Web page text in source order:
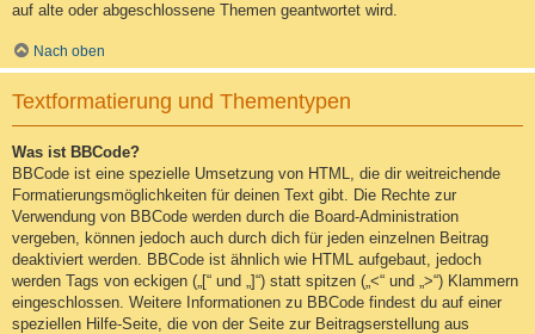
auf alte oder abgeschlossene Themen geantwortet wird.
Nach oben
Textformatierung und Thementypen
Was ist BBCode?
BBCode ist eine spezielle Umsetzung von HTML, die dir weitreichende
Formatierungsmöglichkeiten für deinen Text gibt. Die Rechte zur
Verwendung von BBCode werden durch die Board-Administration
vergeben, können jedoch auch durch dich für jeden einzelnen Beitrag
deaktiviert werden. BBCode ist ähnlich wie HTML aufgebaut, jedoch
werden Tags von eckigen („[“ und „]“) statt spitzen („<“ und „>“) Klammern
eingeschlossen. Weitere Informationen zu BBCode findest du auf einer
speziellen Hilfe-Seite, die von der Seite zur Beitragserstellung aus